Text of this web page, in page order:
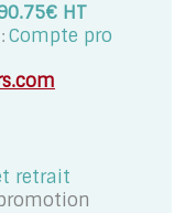
HT
Compte pro
retrait